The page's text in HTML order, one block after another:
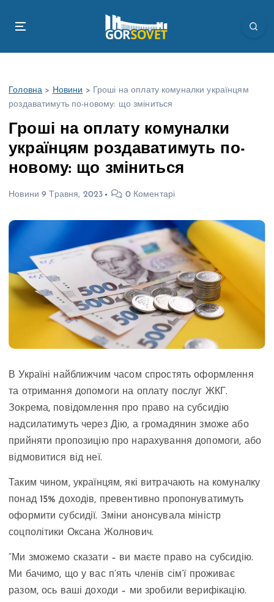
Головна > Новини >
Гроші на оплату комуналки українцям
роздаватимуть по-новому: що зміниться
Гроші на оплату комуналки
українцям роздаватимуть по-
новому: що зміниться
Новини 9 Травня, 2023 0 Коментарі
В Україні найближчим часом спростять оформлення
та отримання допомоги на оплату послуг ЖКГ.
Зокрема, повідомлення про право на субсидію
надсилатимуть через Дію, а громадянин зможе або
прийняти пропозицію про нарахування допомоги, або
відмовитися від неї.
Таким чином, українцям, які витрачають на комуналку
понад 15% доходів, превентивно пропонуватимуть
оформити субсидії. Зміни анонсувала міністр
соцполітики Оксана Жолнович.
“Ми зможемо сказати – ви маєте право на субсидію.
Ми бачимо, що у вас п’ять членів сім’ї проживає
разом, ось ваші доходи – ми зробили верифікацію.